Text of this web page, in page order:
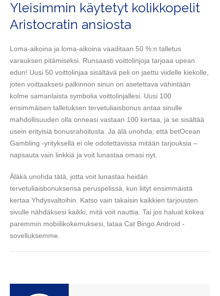
Yleisimmin käytetyt kolikkopelit
Aristocratin ansiosta
Loma-aikoina ja loma-aikoina vaaditaan 50 %:n talletus
varauksen pitämiseksi. Runsaasti voittolinjoja tarjoaa upean
edun! Uusi 50 voittolinjaa sisältävä peli on jaettu viidelle kiekolle,
joten voittaaksesi palkinnon sinun on asetettava vähintään
kolme samanlaista symbolia voittolinjallesi. Uusi 100
ensimmäisen talletuksen tervetuliaisbonus antaa sinulle
mahdollisuuden olla onneasi vastaan ​​100 kertaa, ja se sisältää
usein erityisiä bonusrahoitusta. Ja älä unohda, että betOcean
Gambling -yrityksellä ei ole odotettavissa mitään tarjouksia –
napsauta vain linkkiä ja voit lunastaa omasi nyt.
Äläkä unohda tätä, jotta voit lunastaa heidän
tervetuliaisbonuksensa peruspelissä, kun liityt ensimmäistä
kertaa Yhdysvaltoihin. Katso vain takaisin kaikkien tarjousten
sivulle nähdäksesi kaikki, mitä voit nauttia. Tai jos haluat kokea
paremmin mobiilikokemuksesi, lataa Cat Bingo Android -
sovelluksemme.